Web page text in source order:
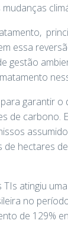
essa
gestão
garantir
de
de hectares
atingiu
no
de 129%